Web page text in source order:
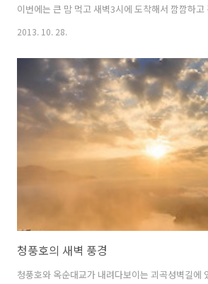
이번에는 큰 맘 먹고 새벽3시에 도착해서 깜깜하
을 열심히 올라서 시야가 탁 트인 곳에서 일출을 맞
같다. 동이 트기 시작하면서 시간이 지남에 따라
색깔과 흘러가는 구름이 만드는 멋진 광경은은 직
면 아무리 얘기해줘도 이해하지 못할 것이다...
2013. 10. 28.
청풍호의 새벽 풍경
청풍호와 옥순대교가 내려다보이는 괴곡성벽길에